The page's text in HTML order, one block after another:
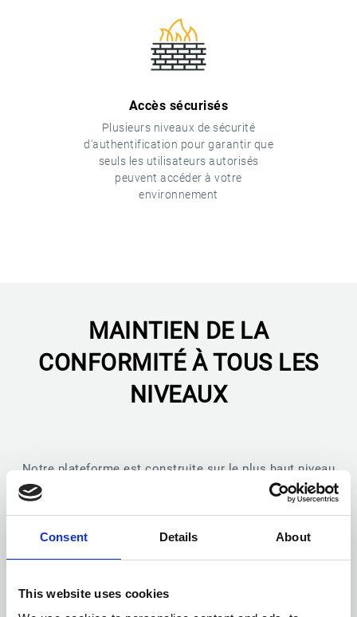
Consent Details About
This website uses cookies
Accès sécurisés
Plusieurs niveaux de sécurité
d'authentification pour garantir que
seuls les utilisateurs autorisés
peuvent accéder à votre
environnement
MAINTIEN DE LA
CONFORMITÉ À TOUS LES
NIVEAUX
Notre plateforme est construite sur le plus haut niveau
de normes de sûreté et de sécurité. Mais nous préférons
laisser notre bilan de conformité et nos certifications